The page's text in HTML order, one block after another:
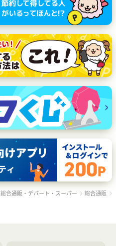
総合通販・デパート・スーパー
総合通販